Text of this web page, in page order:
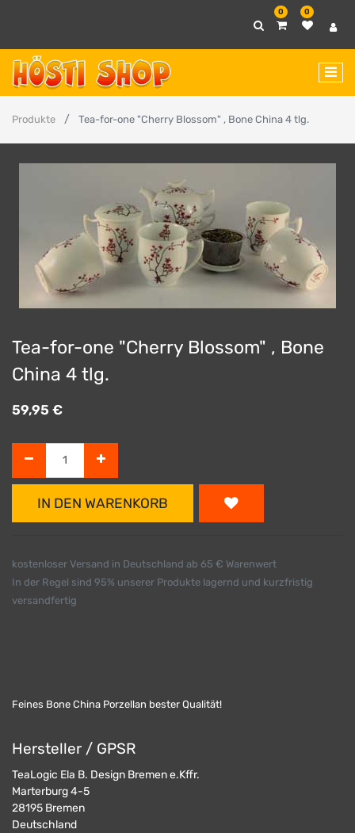
0 0
Produkte Tea-for-one "Cherry Blossom" , Bone China 4 tlg.
Tea-for-one "Cherry Blossom" , Bone
China 4 tlg.
59,95 €
IN DEN WARENKORB
kostenloser Versand in Deutschland ab 65 € Warenwert
In der Regel sind 95% unserer Produkte lagernd und kurzfristig
versandfertig
Feines Bone China Porzellan bester Qualität!
Hersteller / GPSR
TeaLogic Ela B. Design Bremen e.Kffr.
Marterburg 4-5
28195 Bremen
Deutschland